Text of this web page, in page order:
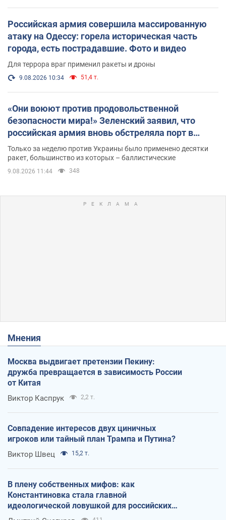
Российская армия совершила массированную
атаку на Одессу: горела историческая часть
города, есть пострадавшие. Фото и видео
Для террора враг применил ракеты и дроны
9.08.2026 10:34 51,4 т.
«Они воюют против продовольственной
безопасности мира!» Зеленский заявил, что
российская армия вновь обстреляла порт в
Одессе
Только за неделю против Украины было применено десятки
ракет, большинство из которых – баллистические
9.08.2026 11:44 348
Мнения
Москва выдвигает претензии Пекину:
дружба превращается в зависимость России
от Китая
Виктор Каспрук 2,2 т.
Совпадение интересов двух циничных
игроков или тайный план Трампа и Путина?
Виктор Швец 15,2 т.
В плену собственных мифов: как
Константиновка стала главной
идеологической ловушкой для российских
оккупантов